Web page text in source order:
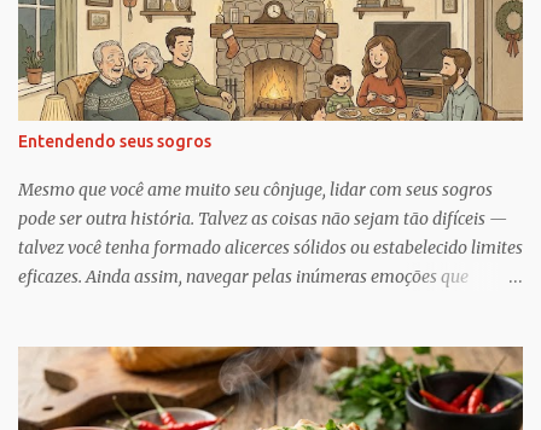
o
s
Entendendo seus sogros
Mesmo que você ame muito seu cônjuge, lidar com seus sogros
pode ser outra história. Talvez as coisas não sejam tão difíceis —
talvez você tenha formado alicerces sólidos ou estabelecido limites
eficazes. Ainda assim, navegar pelas inúmeras emoções que
professor da Escola de Serviço Social da Universidade de
Maryland. Greif é coautor de In-Law Relationships: Mothers,
Daughters, Fathers, and Sons , para o qual ele e o coautor Michael